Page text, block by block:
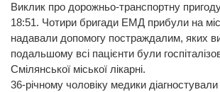
Виклик про дорожньо-транспортну
18:51. Чотири бригади ЕМД прибули на
надавали допомогу постраждалим, яких
подальшому всі пацієнти були
Смілянської міської лікарні.
36-річному чоловіку медики